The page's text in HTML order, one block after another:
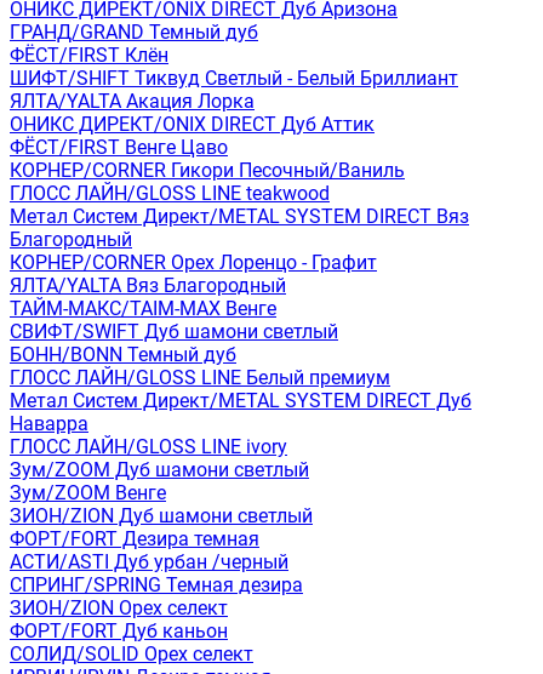
ОНИКС ДИРЕКТ/ONIX DIRECT Дуб Аризона
ГРАНД/GRAND Темный дуб
ФЁСТ/FIRST Клён
ШИФТ/SHIFT Тиквуд Светлый - Белый Бриллиант
ЯЛТА/YALTA Акация Лорка
ОНИКС ДИРЕКТ/ONIX DIRECT Дуб Аттик
ФЁСТ/FIRST Венге Цаво
КОРНЕР/CORNER Гикори Песочный/Ваниль
ГЛОСС ЛАЙН/GLOSS LINE teakwood
Метал Систем Директ/METAL SYSTEM DIRECT Вяз
Благородный
КОРНЕР/CORNER Орех Лоренцо - Графит
ЯЛТА/YALTA Вяз Благородный
ТАЙМ-МАКС/TAIM-MAX Венге
СВИФТ/SWIFT Дуб шамони светлый
БОНН/BONN Темный дуб
ГЛОСС ЛАЙН/GLOSS LINE Белый премиум
Метал Систем Директ/METAL SYSTEM DIRECT Дуб
Наварра
ГЛОСС ЛАЙН/GLOSS LINE ivory
Зум/ZOOM Дуб шамони светлый
Зум/ZOOM Венге
ЗИОН/ZION Дуб шамони светлый
ФОРТ/FORT Дезира темная
АСТИ/ASTI Дуб урбан /черный
СПРИНГ/SPRING Темная дезира
ЗИОН/ZION Орех селект
ФОРТ/FORT Дуб каньон
СОЛИД/SOLID Орех селект